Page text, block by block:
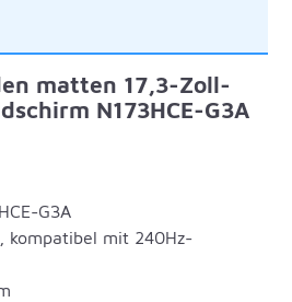
matten 17,3-Zoll-
N173HCE-G3A
G3A
kompatibel mit 240Hz-